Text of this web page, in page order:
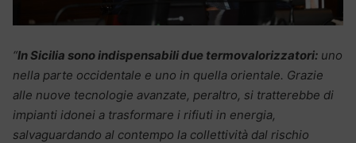
“In Sicilia sono indispensabili due termovalorizzatori: uno
nella parte occidentale e uno in quella orientale. Grazie
alle nuove tecnologie avanzate, peraltro, si tratterebbe di
impianti idonei a trasformare i rifiuti in energia,
salvaguardando al contempo la collettività dal rischio